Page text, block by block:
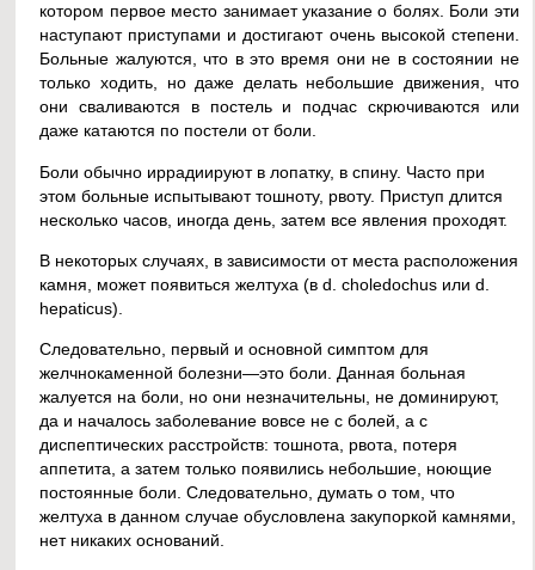
котором первое место занимает указание о болях. Боли эти
наступают приступами и достигают очень высокой степени.
Больные жалуются, что в это время они не в состоянии не
только ходить, но даже делать небольшие движения, что
они сваливаются в постель и подчас скрючиваются или
даже катаются по постели от боли.
Боли обычно иррадиируют в лопатку, в спину. Часто при
этом больные испытывают тошноту, рвоту. Приступ длится
несколько часов, иногда день, затем все явления проходят.
В некоторых случаях, в зависимости от места расположения
камня, может появиться желтуха (в d. choledochus или d.
hepaticus).
Следовательно, первый и основной симптом для
желчнокаменной болезни—это боли. Данная больная
жалуется на боли, но они незначительны, не доминируют,
да и началось заболевание вовсе не с болей, а с
диспептических расстройств: тошнота, рвота, потеря
аппетита, а затем только появились небольшие, ноющие
постоянные боли. Следовательно, думать о том, что
желтуха в данном случае обусловлена закупоркой камнями,
нет никаких оснований.